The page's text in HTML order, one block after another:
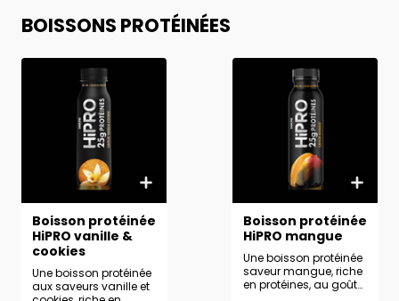
BOISSONS PROTÉINÉES
Boisson protéinée
HiPRO vanille &
cookies
Une boisson protéinée
aux saveurs vanille et
Boisson protéinée
HiPRO mangue
Une boisson protéinée
saveur mangue, riche
en protéines, au goût